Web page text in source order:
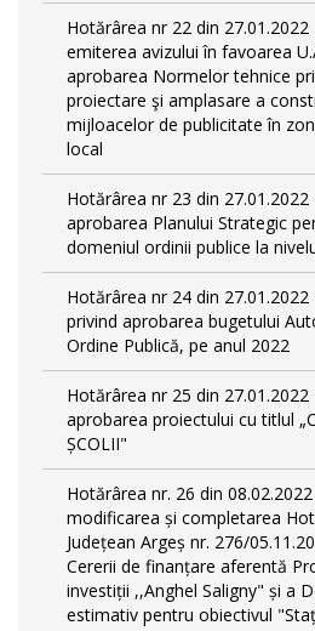
Hotărârea nr 22 din
emiterea avizului în favoarea
aprobarea Normelor tehnice
proiectare şi amplasare a
mijloacelor de publicitate în
local
Hotărârea nr 23 din
aprobarea Planului Strategic
domeniul ordinii publice la
Hotărârea nr 24 din
privind aprobarea bugetului
Ordine Publică, pe anul 2022
Hotărârea nr 25 din
aprobarea proiectului cu titlul
ȘCOLII"
Hotărârea nr. 26 din
modificarea și completarea
Județean Argeș nr. 276/
Cererii de finanțare aferentă
investiții ,,Anghel Saligny" și a
estimativ pentru obiectivul